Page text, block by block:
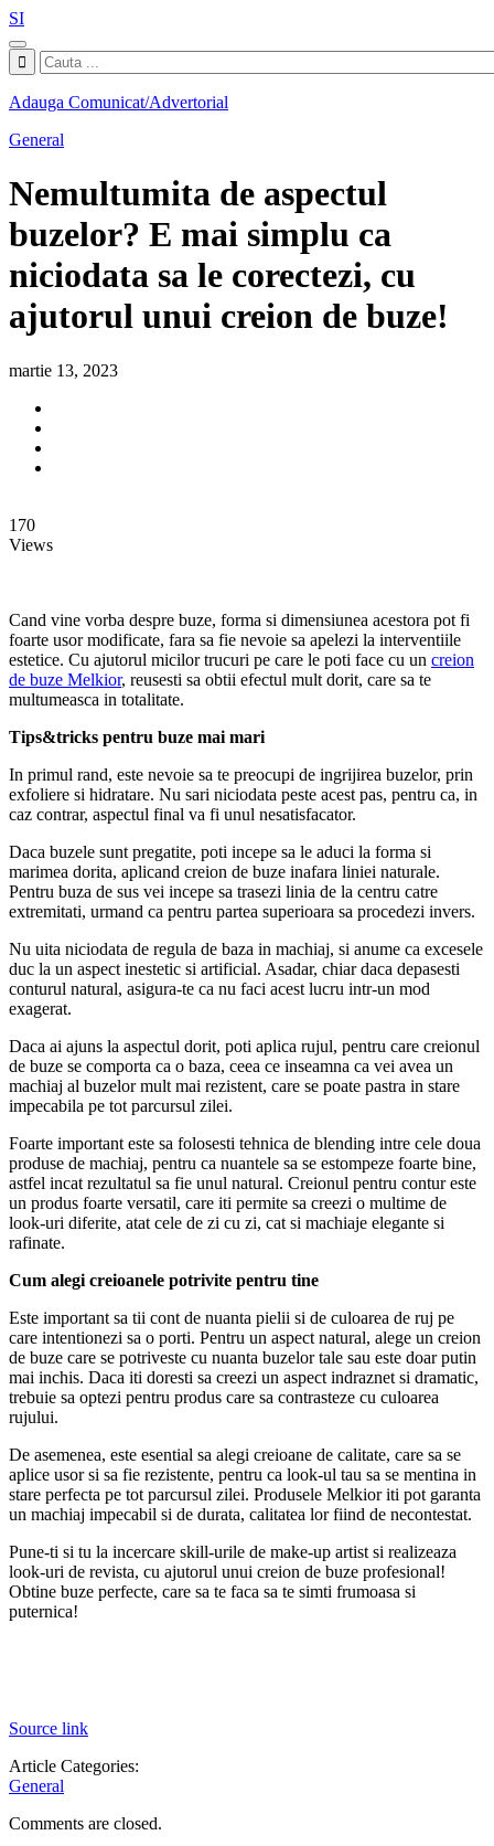
SI
Adauga Comunicat/Advertorial
General
Nemultumita de aspectul
buzelor? E mai simplu ca
niciodata sa le corectezi, cu
ajutorul unui creion de buze!
martie 13, 2023
170
Views
Cand vine vorba despre buze, forma si dimensiunea acestora pot fi
foarte usor modificate, fara sa fie nevoie sa apelezi la interventiile
estetice. Cu ajutorul micilor trucuri pe care le poti face cu un creion
de buze Melkior, reusesti sa obtii efectul mult dorit, care sa te
multumeasca in totalitate.
Tips&tricks pentru buze mai mari
In primul rand, este nevoie sa te preocupi de ingrijirea buzelor, prin
exfoliere si hidratare. Nu sari niciodata peste acest pas, pentru ca, in
caz contrar, aspectul final va fi unul nesatisfacator.
Daca buzele sunt pregatite, poti incepe sa le aduci la forma si
marimea dorita, aplicand creion de buze inafara liniei naturale.
Pentru buza de sus vei incepe sa trasezi linia de la centru catre
extremitati, urmand ca pentru partea superioara sa procedezi invers.
Nu uita niciodata de regula de baza in machiaj, si anume ca excesele
duc la un aspect inestetic si artificial. Asadar, chiar daca depasesti
conturul natural, asigura-te ca nu faci acest lucru intr-un mod
exagerat.
Daca ai ajuns la aspectul dorit, poti aplica rujul, pentru care creionul
de buze se comporta ca o baza, ceea ce inseamna ca vei avea un
machiaj al buzelor mult mai rezistent, care se poate pastra in stare
impecabila pe tot parcursul zilei.
Foarte important este sa folosesti tehnica de blending intre cele doua
produse de machiaj, pentru ca nuantele sa se estompeze foarte bine,
astfel incat rezultatul sa fie unul natural. Creionul pentru contur este
un produs foarte versatil, care iti permite sa creezi o multime de
look-uri diferite, atat cele de zi cu zi, cat si machiaje elegante si
rafinate.
Cum alegi creioanele potrivite pentru tine
Este important sa tii cont de nuanta pielii si de culoarea de ruj pe
care intentionezi sa o porti. Pentru un aspect natural, alege un creion
de buze care se potriveste cu nuanta buzelor tale sau este doar putin
mai inchis. Daca iti doresti sa creezi un aspect indraznet si dramatic,
trebuie sa optezi pentru produs care sa contrasteze cu culoarea
rujului.
De asemenea, este esential sa alegi creioane de calitate, care sa se
aplice usor si sa fie rezistente, pentru ca look-ul tau sa se mentina in
stare perfecta pe tot parcursul zilei. Produsele Melkior iti pot garanta
un machiaj impecabil si de durata, calitatea lor fiind de necontestat.
Pune-ti si tu la incercare skill-urile de make-up artist si realizeaza
look-uri de revista, cu ajutorul unui creion de buze profesional!
Obtine buze perfecte, care sa te faca sa te simti frumoasa si
puternica!
Source link
Article Categories:
General
Comments are closed.